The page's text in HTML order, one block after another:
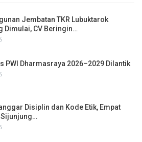
Jembatan TKR Lubuktarok
Dimulai, CV Beringin…
PWI Dharmasraya 2026–2029 Dilantik
Disiplin dan Kode Etik, Empat
Sijunjung…